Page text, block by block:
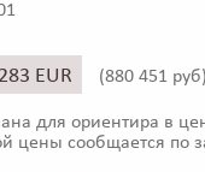
EUR (880 451 руб)
для ориентира в
цены сообщается по